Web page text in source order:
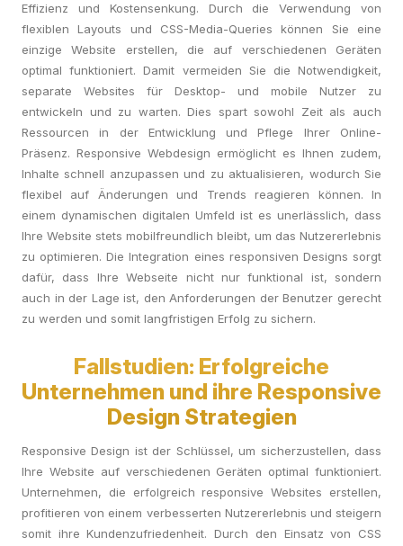
Effizienz und Kostensenkung. Durch die Verwendung von
flexiblen Layouts und CSS-Media-Queries können Sie eine
einzige Website erstellen, die auf verschiedenen Geräten
optimal funktioniert. Damit vermeiden Sie die Notwendigkeit,
separate Websites für Desktop- und mobile Nutzer zu
entwickeln und zu warten. Dies spart sowohl Zeit als auch
Ressourcen in der Entwicklung und Pflege Ihrer Online-
Präsenz. Responsive Webdesign ermöglicht es Ihnen zudem,
Inhalte schnell anzupassen und zu aktualisieren, wodurch Sie
flexibel auf Änderungen und Trends reagieren können. In
einem dynamischen digitalen Umfeld ist es unerlässlich, dass
Ihre Website stets mobilfreundlich bleibt, um das Nutzererlebnis
zu optimieren. Die Integration eines responsiven Designs sorgt
dafür, dass Ihre Webseite nicht nur funktional ist, sondern
auch in der Lage ist, den Anforderungen der Benutzer gerecht
zu werden und somit langfristigen Erfolg zu sichern.
Fallstudien: Erfolgreiche
Unternehmen und ihre Responsive
Design Strategien
Responsive Design ist der Schlüssel, um sicherzustellen, dass
Ihre Website auf verschiedenen Geräten optimal funktioniert.
Unternehmen, die erfolgreich responsive Websites erstellen,
profitieren von einem verbesserten Nutzererlebnis und steigern
somit ihre Kundenzufriedenheit. Durch den Einsatz von CSS